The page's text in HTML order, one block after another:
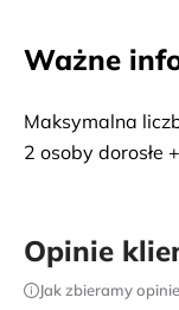
Ważne
Maksymalna
2 osoby dorosłe
Opinie
Jak zbieramy